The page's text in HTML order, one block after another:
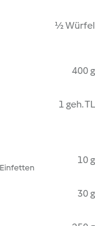
½ Würfel
400 g
1 geh. TL
10 g
30 g